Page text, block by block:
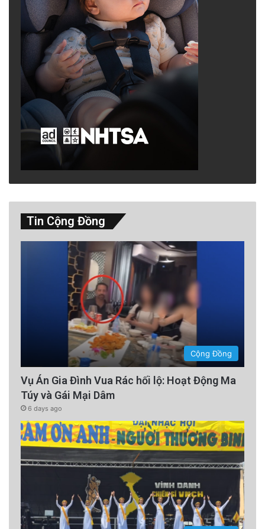
cơ sở hợp lý. Không dừng lại ở đó, cùng nhân
viên này đã sử dụngnhững lời lẽ thô tục trên
mạng xã hội để nói về Chủ tịch Ban Đại Diện
Cộng Đồng. Những sự việc như vậy không
giúp hàn gắn quan hệ trong cộng đồng mà chỉ
làm gia tăng sự chia rẽ.
Trong một buổi họp cộng đồng tại học khu,
ông Biên Đoàn cử nhân viên Chánh Văn phòng
cáo bà vi phạm pháp luật. Tuy nhiên, cho đến
nay vẫn chưa có thông tin hay bằng chứng cụ
thể nào được công bố để chứng minh các cáo
buộc đó. Khi một dân cử sử dụng diễn đàn
công cộng để tố cáo người khác, trách nhiệm
cung cấp chứng cứ minh bạch là điều tối thiểu
Ông Biên Đoàn cũng đã mạnh mẽ kêu gọi
thành phốđuổi việc bà Hạnh Giao, một đối thủ
cạnh tranh ghế Nghị Viên Khu vực 7, sau khi
bà lên tiếng tại một buổi họp thành phố về
việc ông sử dụng từ “celebrate” (ăn mừng) để
diễn tả ngày Tháng Tư Đen. Ông cho rằng bà
Hạnh Giao đã tấn công đối thủ trong lúc đang
làm việc và nhận lương từ thành phố. Tuy
nhiên, trước đó, ông đã từngcử Chánh Văn
Tin Cộng Đồng
Cộng Đồng
Vụ Án Gia Đình Vua Rác hối lộ: Hoạt Động Ma
Túy và Gái Mại Dâm
6 days ago